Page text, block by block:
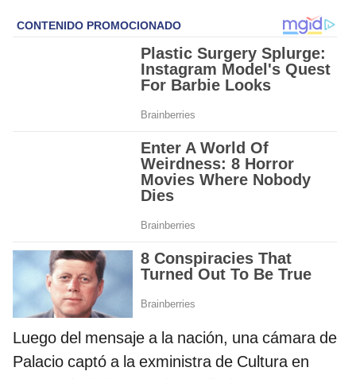
Luego del mensaje a la nación, una cámara de
Palacio captó a la exministra de Cultura en